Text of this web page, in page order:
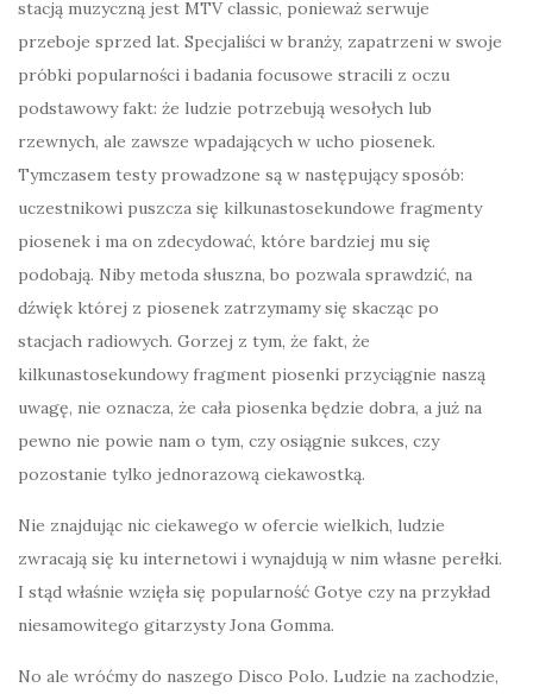
stacją muzyczną jest MTV classic, ponieważ serwuje
przeboje sprzed lat. Specjaliści w branży, zapatrzeni w swoje
próbki popularności i badania focusowe stracili z oczu
podstawowy fakt: że ludzie potrzebują wesołych lub
rzewnych, ale zawsze wpadających w ucho piosenek.
Tymczasem testy prowadzone są w następujący sposób:
uczestnikowi puszcza się kilkunastosekundowe fragmenty
piosenek i ma on zdecydować, które bardziej mu się
podobają. Niby metoda słuszna, bo pozwala sprawdzić, na
dźwięk której z piosenek zatrzymamy się skacząc po
stacjach radiowych. Gorzej z tym, że fakt, że
kilkunastosekundowy fragment piosenki przyciągnie naszą
uwagę, nie oznacza, że cała piosenka będzie dobra, a już na
pewno nie powie nam o tym, czy osiągnie sukces, czy
pozostanie tylko jednorazową ciekawostką.
Nie znajdując nic ciekawego w ofercie wielkich, ludzie
zwracają się ku internetowi i wynajdują w nim własne perełki.
I stąd właśnie wzięła się popularność Gotye czy na przykład
niesamowitego gitarzysty Jona Gomma.
No ale wróćmy do naszego Disco Polo. Ludzie na zachodzie,